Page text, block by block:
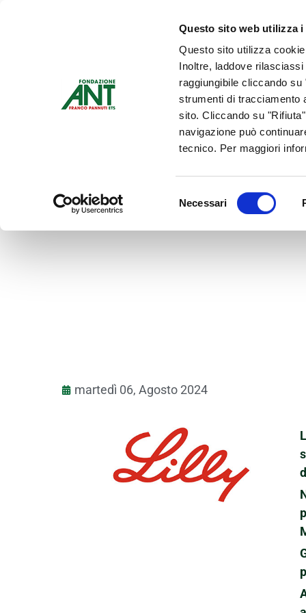
Questo sito web utilizza i
Questo sito utilizza
Inoltre, laddove
raggiungibile cliccando
strumenti di tracciamento
sito. Cliccando su
navigazione può
tecnico. Per maggiori
del
Necessari
Chi siamo
Contattaci
martedì 06, Agosto 2024